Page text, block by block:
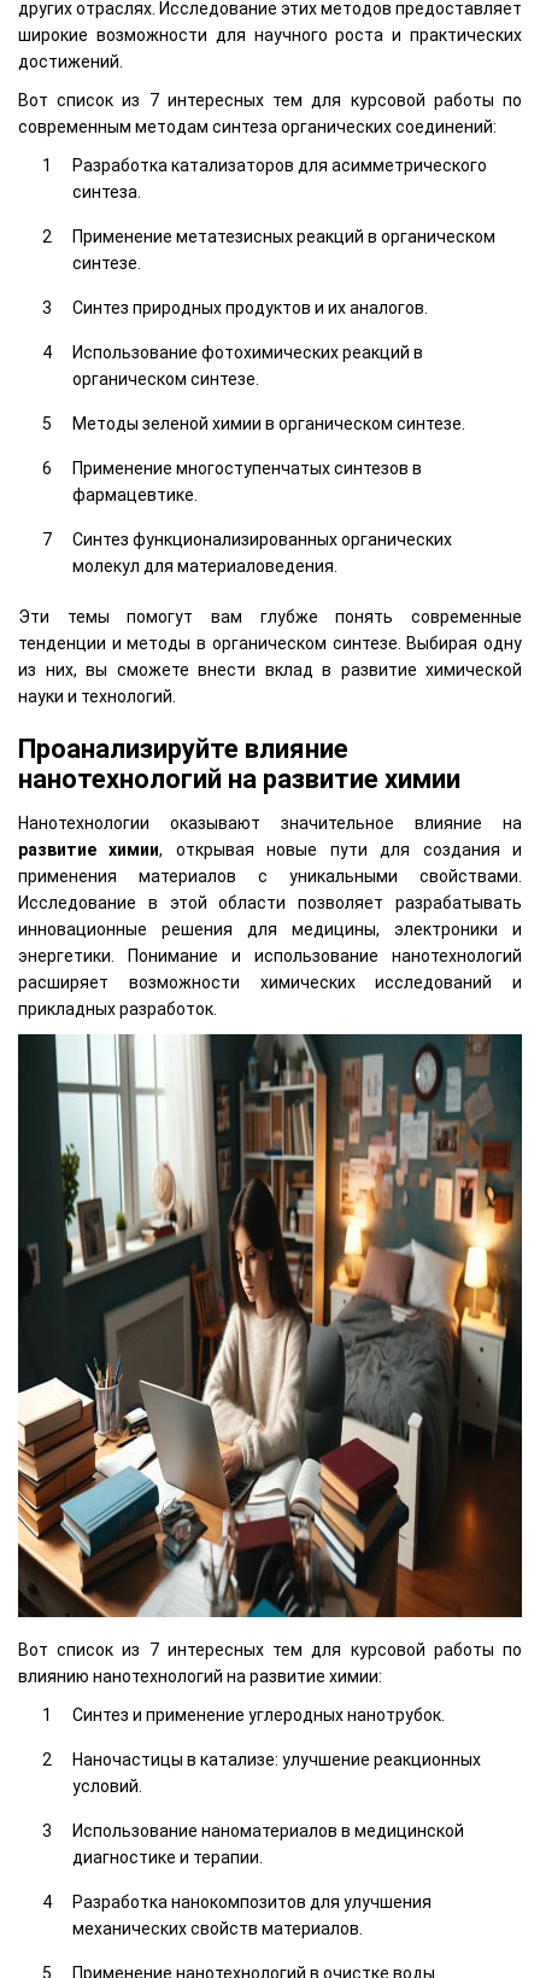
других отраслях. Исследование этих методов предоставляет
широкие возможности для научного роста и практических
достижений.
Вот список из 7 интересных тем для курсовой работы по
современным методам синтеза органических соединений:
Разработка катализаторов для асимметрического
синтеза.
Применение метатезисных реакций в органическом
синтезе.
Синтез природных продуктов и их аналогов.
Использование фотохимических реакций в
органическом синтезе.
Методы зеленой химии в органическом синтезе.
Применение многоступенчатых синтезов в
фармацевтике.
Синтез функционализированных органических
молекул для материаловедения.
Эти темы помогут вам глубже понять современные
тенденции и методы в органическом синтезе. Выбирая одну
из них, вы сможете внести вклад в развитие химической
науки и технологий.
Проанализируйте влияние
нанотехнологий на развитие химии
Нанотехнологии оказывают значительное влияние на
развитие химии, открывая новые пути для создания и
применения материалов с уникальными свойствами.
Исследование в этой области позволяет разрабатывать
инновационные решения для медицины, электроники и
энергетики. Понимание и использование нанотехнологий
расширяет возможности химических исследований и
прикладных разработок.
Вот список из 7 интересных тем для курсовой работы по
влиянию нанотехнологий на развитие химии:
Синтез и применение углеродных нанотрубок.
Наночастицы в катализе: улучшение реакционных
условий.
Использование наноматериалов в медицинской
диагностике и терапии.
Разработка нанокомпозитов для улучшения
механических свойств материалов.
Применение нанотехнологий в очистке воды.